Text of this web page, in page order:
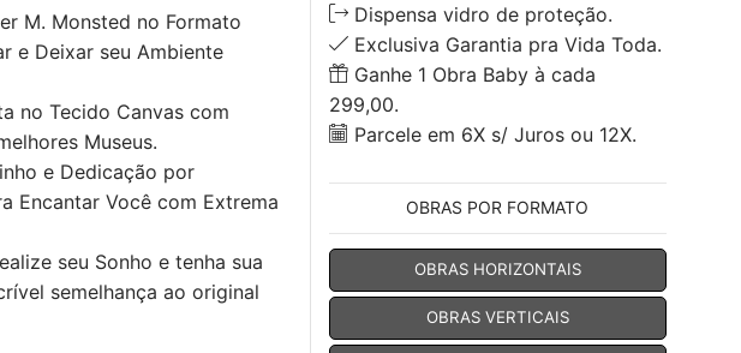
M. Monsted no Formato
e Deixar seu Ambiente
no Tecido Canvas com
Museus.
e Dedicação por
Encantar Você com Extrema
seu Sonho e tenha sua
semelhança ao original
Dispensa vidro de proteção.
Exclusiva Garantia pra Vida Toda.
Ganhe 1 Obra Baby à cada
299,00.
Parcele em 6X s/ Juros ou 12X.
OBRAS POR FORMATO
OBRAS HORIZONTAIS
OBRAS VERTICAIS